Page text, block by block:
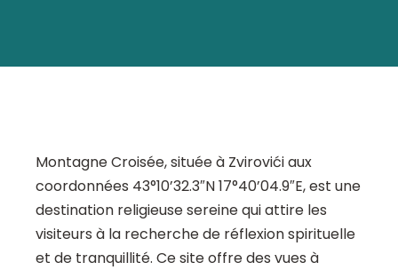
Montagne Croisée, située à Zvirovići aux
coordonnées 43°10’32.3″N 17°40’04.9″E, est une
destination religieuse sereine qui attire les
visiteurs à la recherche de réflexion spirituelle
et de tranquillité. Ce site offre des vues à